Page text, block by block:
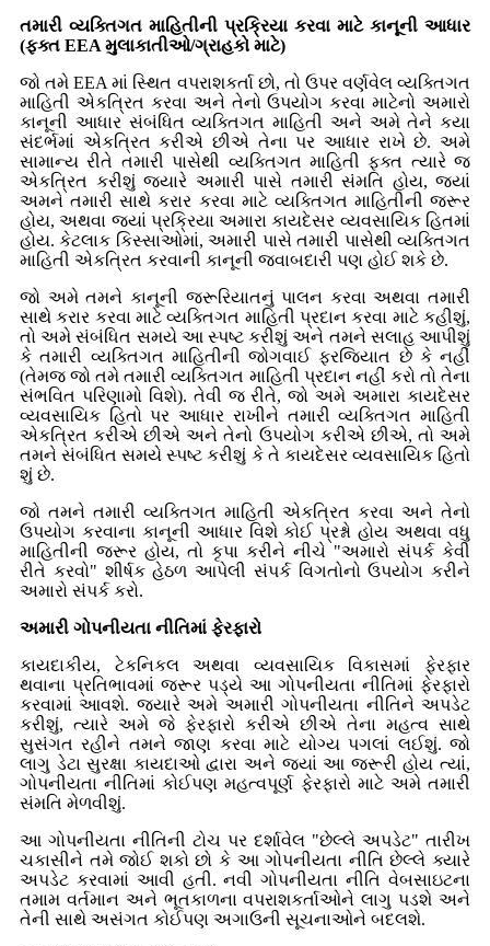
તમારી વ્યક્તિગત માહિતીની પ્રક્રિયા કરવા માટે કાનૂની આધાર
(ફક્ત EEA મુલાકાતીઓ/ગ્રાહકો માટે)
જો તમે EEA માં સ્થિત વપરાશકર્તા છો, તો ઉપર વર્ણવેલ વ્યક્તિગત
માહિતી એકત્રિત કરવા અને તેનો ઉપયોગ કરવા માટેનો અમારો
કાનૂની આધાર સંબંધિત વ્યક્તિગત માહિતી અને અમે તેને કયા
સંદર્ભમાં એકત્રિત કરીએ છીએ તેના પર આધાર રાખે છે. અમે
સામાન્ય રીતે તમારી પાસેથી વ્યક્તિગત માહિતી ફક્ત ત્યારે જ
એકત્રિત કરીશું જ્યારે અમારી પાસે તમારી સંમતિ હોય, જ્યાં
અમને તમારી સાથે કરાર કરવા માટે વ્યક્તિગત માહિતીની જરૂર
હોય, અથવા જ્યાં પ્રક્રિયા અમારા કાયદેસર વ્યવસાયિક હિતમાં
હોય. કેટલાક કિસ્સાઓમાં, અમારી પાસે તમારી પાસેથી વ્યક્તિગત
માહિતી એકત્રિત કરવાની કાનૂની જવાબદારી પણ હોઈ શકે છે.
જો અમે તમને કાનૂની જરૂરિયાતનું પાલન કરવા અથવા તમારી
સાથે કરાર કરવા માટે વ્યક્તિગત માહિતી પ્રદાન કરવા માટે કહીશું,
તો અમે સંબંધિત સમયે આ સ્પષ્ટ કરીશું અને તમને સલાહ આપીશું
કે તમારી વ્યક્તિગત માહિતીની જોગવાઈ ફરજિયાત છે કે નહીં
(તેમજ જો તમે તમારી વ્યક્તિગત માહિતી પ્રદાન નહીં કરો તો તેના
સંભવિત પરિણામો વિશે). તેવી જ રીતે, જો અમે અમારા કાયદેસર
વ્યવસાયિક હિતો પર આધાર રાખીને તમારી વ્યક્તિગત માહિતી
એકત્રિત કરીએ છીએ અને તેનો ઉપયોગ કરીએ છીએ, તો અમે
તમને સંબંધિત સમયે સ્પષ્ટ કરીશું કે તે કાયદેસર વ્યવસાયિક હિતો
શું છે.
જો તમને તમારી વ્યક્તિગત માહિતી એકત્રિત કરવા અને તેનો
ઉપયોગ કરવાના કાનૂની આધાર વિશે કોઈ પ્રશ્નો હોય અથવા વધુ
માહિતીની જરૂર હોય, તો કૃપા કરીને નીચે "અમારો સંપર્ક કેવી
રીતે કરવો" શીર્ષક હેઠળ આપેલી સંપર્ક વિગતોનો ઉપયોગ કરીને
અમારો સંપર્ક કરો.
અમારી ગોપનીયતા નીતિમાં ફેરફારો
કાયદાકીય, ટેકનિકલ અથવા વ્યવસાયિક વિકાસમાં ફેરફાર
થવાના પ્રતિભાવમાં જરૂર પડ્યે આ ગોપનીયતા નીતિમાં ફેરફારો
કરવામાં આવશે. જ્યારે અમે અમારી ગોપનીયતા નીતિને અપડેટ
કરીશું, ત્યારે અમે જે ફેરફારો કરીએ છીએ તેના મહત્વ સાથે
સુસંગત રહીને તમને જાણ કરવા માટે યોગ્ય પગલાં લઈશું. જો
લાગુ ડેટા સુરક્ષા કાયદાઓ દ્વારા અને જ્યાં આ જરૂરી હોય ત્યાં,
ગોપનીયતા નીતિમાં કોઈપણ મહત્વપૂર્ણ ફેરફારો માટે અમે તમારી
સંમતિ મેળવીશું.
આ ગોપનીયતા નીતિની ટોચ પર દર્શાવેલ "છેલ્લે અપડેટ" તારીખ
ચકાસીને તમે જોઈ શકો છો કે આ ગોપનીયતા નીતિ છેલ્લે ક્યારે
અપડેટ કરવામાં આવી હતી. નવી ગોપનીયતા નીતિ વેબસાઇટના
તમામ વર્તમાન અને ભૂતકાળના વપરાશકર્તાઓને લાગુ પડશે અને
તેની સાથે અસંગત કોઈપણ અગાઉની સૂચનાઓને બદલશે.